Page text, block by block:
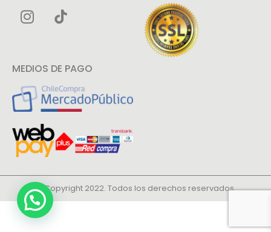
MEDIOS DE PAGO
© Copyright 2022. Todos los derechos reservados.